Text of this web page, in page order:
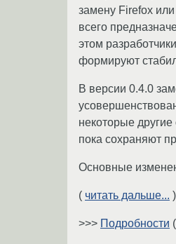
замену Firefox
всего
этом
формируют
В версии 0.4.0
некоторые
пока сохраняют
Основные
( читать дальше... )
>>> Подробности